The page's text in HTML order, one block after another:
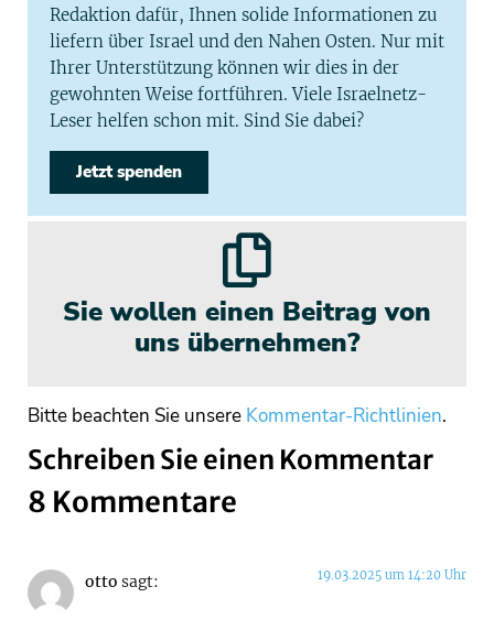
Redaktion dafür, Ihnen solide Informationen zu
liefern über Israel und den Nahen Osten. Nur mit
Ihrer Unterstützung können wir dies in der
gewohnten Weise fortführen. Viele Israelnetz-
Leser helfen schon mit. Sind Sie dabei?
Jetzt spenden
Sie wollen einen Beitrag von
uns übernehmen?
Bitte beachten Sie unsere Kommentar-Richtlinien.
Schreiben Sie einen Kommentar
8 Kommentare
otto sagt: 19.03.2025 um 14:20 Uhr